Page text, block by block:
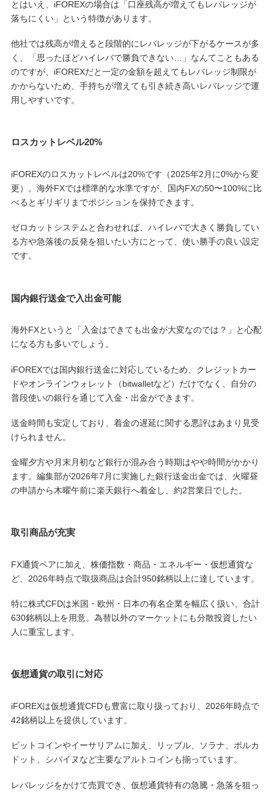
とはいえ、iFOREXの場合は「口座残高が増えてもレバレッジが
落ちにくい」という特徴があります。
他社では残高が増えると段階的にレバレッジが下がるケースが多
く、「思ったほどハイレバで勝負できない…」なんてこともある
のですが、iFOREXだと一定の金額を超えてもレバレッジ制限が
かからないため、手持ちが増えても引き続き高いレバレッジで運
用しやすいです。
ロスカットレベル20%
iFOREXのロスカットレベルは20%です（2025年2月に0%から変
更）。海外FXでは標準的な水準ですが、国内FXの50〜100%に比
べるとギリギリまでポジションを保持できます。
ゼロカットシステムと合わせれば、ハイレバで大きく勝負してい
る方や急落後の反発を狙いたい方にとって、使い勝手の良い設定
です。
国内銀行送金で入出金可能
海外FXというと「入金はできても出金が大変なのでは？」と心配
になる方も多いでしょう。
iFOREXでは国内銀行送金に対応しているため、クレジットカー
ドやオンラインウォレット（bitwalletなど）だけでなく、自分の
普段使いの銀行を通じて入金・出金ができます。
送金時間も安定しており、着金の遅延に関する悪評はあまり見受
けられません。
金曜夕方や月末月初など銀行が混み合う時期はやや時間がかかり
ます。編集部が2026年7月に実施した銀行送金出金では、火曜昼
の申請から木曜午前に楽天銀行へ着金し、約2営業日でした。
取引商品が充実
FX通貨ペアに加え、株価指数・商品・エネルギー・仮想通貨な
ど、2026年時点で取扱商品は合計950銘柄以上に達しています。
特に株式CFDは米国・欧州・日本の有名企業を幅広く扱い、合計
630銘柄以上を用意。為替以外のマーケットにも分散投資したい
人に重宝します。
仮想通貨の取引に対応
iFOREXは仮想通貨CFDも豊富に取り扱っており、2026年時点で
42銘柄以上を提供しています。
ビットコインやイーサリアムに加え、リップル、ソラナ、ポルカ
ドット、シバイヌなど主要なアルトコインも揃っています。
レバレッジをかけて売買でき、仮想通貨特有の急騰・急落を狙っ